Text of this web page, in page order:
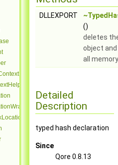
DLLEXPORT
()
deletes
object
all memory
Detailed
Description
typed hash declaration
Since
Qore 0.8.13